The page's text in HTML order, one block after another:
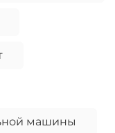
машины